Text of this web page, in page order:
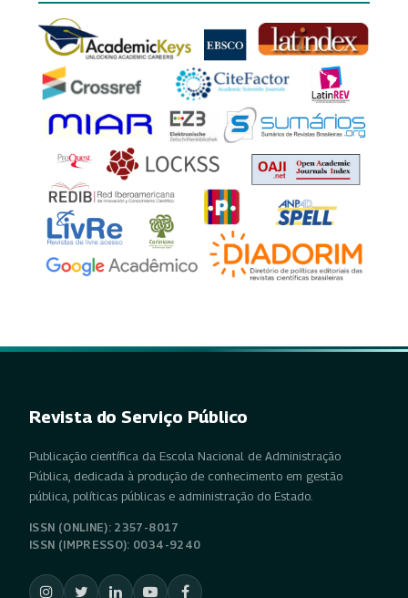
Revista do Serviço Público
Publicação científica da Escola Nacional de Administração
Pública, dedicada à produção de conhecimento em gestão
pública, políticas públicas e administração do Estado.
ISSN (ONLINE): 2357-8017
ISSN (IMPRESSO): 0034-9240